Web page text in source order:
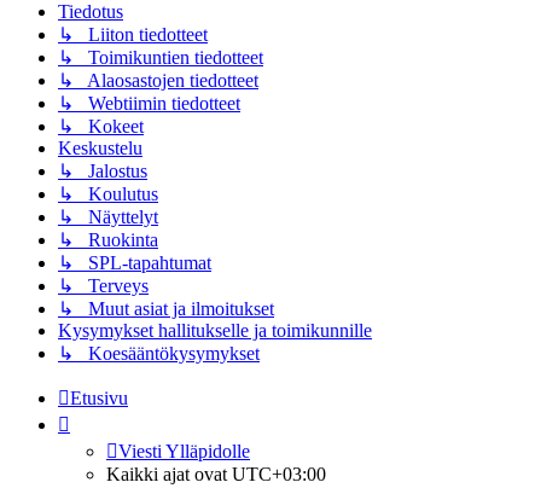
Tiedotus
↳ Liiton tiedotteet
↳ Toimikuntien tiedotteet
↳ Alaosastojen tiedotteet
↳ Webtiimin tiedotteet
↳ Kokeet
Keskustelu
↳ Jalostus
↳ Koulutus
↳ Näyttelyt
↳ Ruokinta
↳ SPL-tapahtumat
↳ Terveys
↳ Muut asiat ja ilmoitukset
Kysymykset hallitukselle ja toimikunnille
↳ Koesääntökysymykset
Etusivu
Viesti Ylläpidolle
Kaikki ajat ovat UTC+03:00